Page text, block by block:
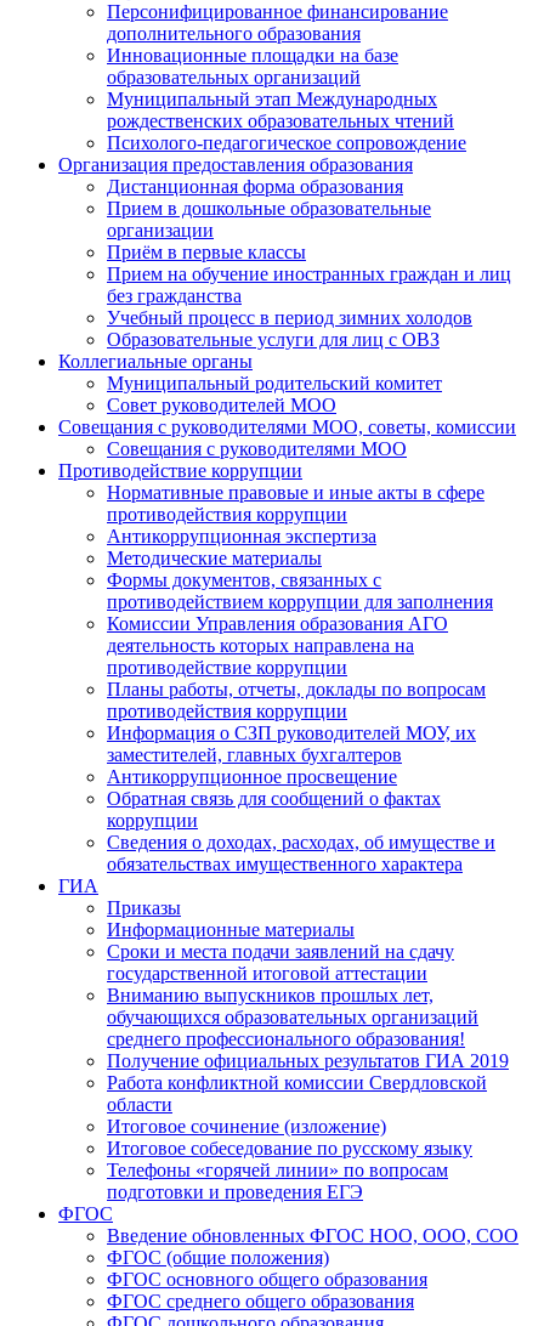
Персонифицированное финансирование
дополнительного образования
Инновационные площадки на базе
образовательных организаций
Муниципальный этап Международных
рождественских образовательных чтений
Психолого-педагогическое сопровождение
Организация предоставления образования
Дистанционная форма образования
Прием в дошкольные образовательные
организации
Приём в первые классы
Прием на обучение иностранных граждан и лиц
без гражданства
Учебный процесс в период зимних холодов
Образовательные услуги для лиц с ОВЗ
Коллегиальные органы
Муниципальный родительский комитет
Совет руководителей МОО
Совещания с руководителями МОО, советы, комиссии
Совещания с руководителями МОО
Противодействие коррупции
Нормативные правовые и иные акты в сфере
противодействия коррупции
Антикоррупционная экспертиза
Методические материалы
Формы документов, связанных с
противодействием коррупции для заполнения
Комиссии Управления образования АГО
деятельность которых направлена на
противодействие коррупции
Планы работы, отчеты, доклады по вопросам
противодействия коррупции
Информация о СЗП руководителей МОУ, их
заместителей, главных бухгалтеров
Антикоррупционное просвещение
Обратная связь для сообщений о фактах
коррупции
Сведения о доходах, расходах, об имуществе и
обязательствах имущественного характера
ГИА
Приказы
Информационные материалы
Сроки и места подачи заявлений на сдачу
государственной итоговой аттестации
Вниманию выпускников прошлых лет,
обучающихся образовательных организаций
среднего профессионального образования!
Получение официальных результатов ГИА 2019
Работа конфликтной комиссии Свердловской
области
Итоговое сочинение (изложение)
Итоговое собеседование по русскому языку
Телефоны «горячей линии» по вопросам
подготовки и проведения ЕГЭ
ФГОС
Введение обновленных ФГОС НОО, ООО, СОО
ФГОС (общие положения)
ФГОС основного общего образования
ФГОС среднего общего образования